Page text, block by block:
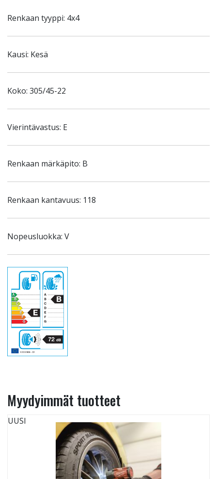
Renkaan tyyppi: 4x4
Kausi: Kesä
Koko: 305/45-22
Vierintävastus: E
Renkaan märkäpito: B
Renkaan kantavuus: 118
Nopeusluokka: V
Myydyimmät tuotteet
UUSI